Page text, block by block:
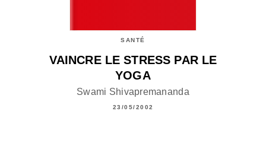
SANTÉ
VAINCRE LE STRESS PAR LE
YOGA
Swami Shivapremananda
23/05/2002